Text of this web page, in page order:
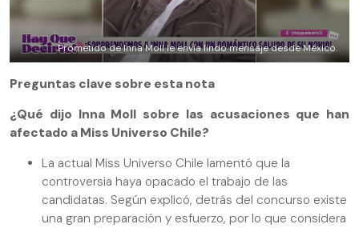
Prometido de Inna Moll le envía lindo mensaje desde México.
Preguntas clave sobre esta nota
¿Qué dijo Inna Moll sobre las acusaciones que han
afectado a Miss Universo Chile?
La actual Miss Universo Chile lamentó que la
controversia haya opacado el trabajo de las
candidatas. Según explicó, detrás del concurso existe
una gran preparación y esfuerzo, por lo que considera